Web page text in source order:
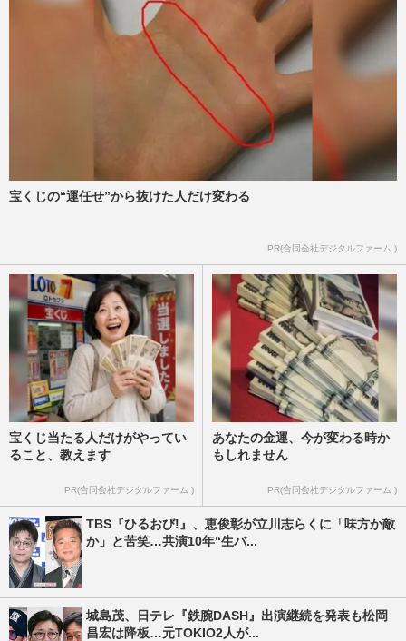
宝くじの“運任せ”から抜けた人だけ変わる
PR(合同会社デジタルファーム )
宝くじ当たる人だけがやってい
ること、教えます
PR(合同会社デジタルファーム )
あなたの金運、今が変わる時か
もしれません
PR(合同会社デジタルファーム )
TBS『ひるおび!』、恵俊彰が立川志らくに「味方か敵
か」と苦笑…共演10年“生バ...
城島茂、日テレ『鉄腕DASH』出演継続を発表も松岡
昌宏は降板…元TOKIO2人が...